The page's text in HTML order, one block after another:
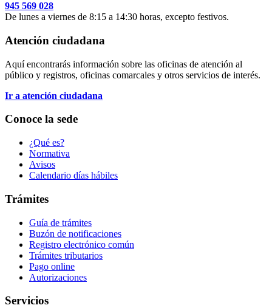
945 569 028
De lunes a viernes de 8:15 a 14:30 horas, excepto festivos.
Atención ciudadana
Aquí encontrarás información sobre las oficinas de atención al
público y registros, oficinas comarcales y otros servicios de interés.
Ir a atención ciudadana
Conoce la sede
¿Qué es?
Normativa
Avisos
Calendario días hábiles
Trámites
Guía de trámites
Buzón de notificaciones
Registro electrónico común
Trámites tributarios
Pago online
Autorizaciones
Servicios